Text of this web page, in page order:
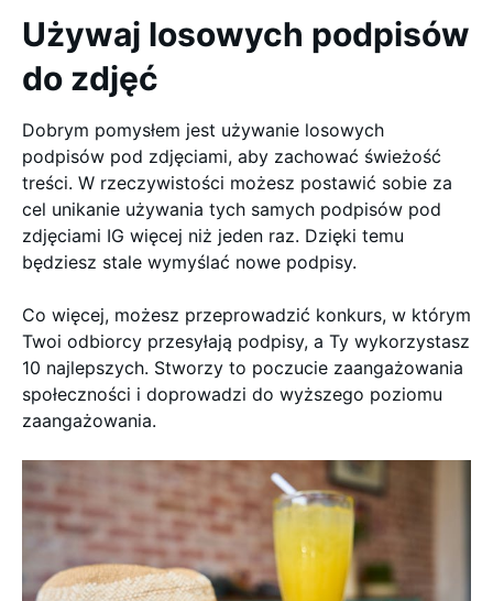
Używaj losowych podpisów
do zdjęć
Dobrym pomysłem jest używanie losowych
podpisów pod zdjęciami, aby zachować świeżość
treści. W rzeczywistości możesz postawić sobie za
cel unikanie używania tych samych podpisów pod
zdjęciami IG więcej niż jeden raz. Dzięki temu
będziesz stale wymyślać nowe podpisy.
Co więcej, możesz przeprowadzić konkurs, w którym
Twoi odbiorcy przesyłają podpisy, a Ty wykorzystasz
10 najlepszych. Stworzy to poczucie zaangażowania
społeczności i doprowadzi do wyższego poziomu
zaangażowania.